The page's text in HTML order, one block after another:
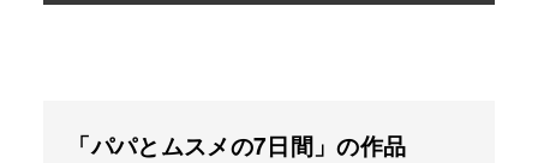
「パパとムスメの7日間」の作品